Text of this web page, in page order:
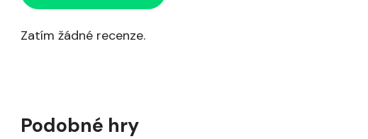
Zatím žádné recenze.
Podobné hry